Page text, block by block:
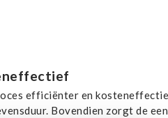
efficiënter en
Bovendien zorgt de